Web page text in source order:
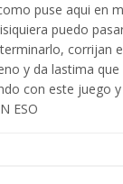
puse aqui en
puedo
corrijan
y da lastima que
con este juego
ESO